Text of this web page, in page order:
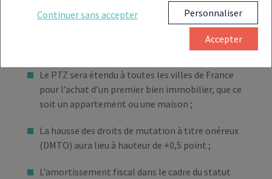
Les revenus les plus aisés et les grandes entreprises
devront respecter le plancher fiscal de 20 % pour
les tranches fiscales les plus hautes ;
Le PTZ sera étendu à toutes les villes de France
pour l’achat d’un premier bien immobilier, que ce
soit un appartement ou une maison ;
La hausse des droits de mutation à titre onéreux
(DMTO) aura lieu à hauteur de +0,5 point ;
L’amortissement fiscal dans le cadre du statut
Continuer sans accepter Personnaliser
Accepter